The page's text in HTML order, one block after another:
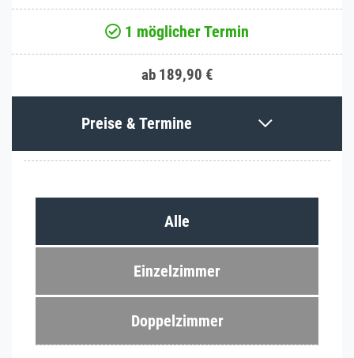
1 möglicher Termin
ab 189,90 €
Preise & Termine
Alle
Einzelzimmer
Doppelzimmer